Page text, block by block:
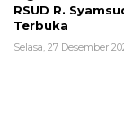
RSUD R.
Terbuka
Selasa, 27 Desember